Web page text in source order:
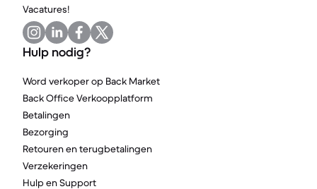
Vacatures!
Hulp nodig?
Word verkoper op Back Market
Back Office Verkoopplatform
Betalingen
Bezorging
Retouren en terugbetalingen
Verzekeringen
Hulp en Support